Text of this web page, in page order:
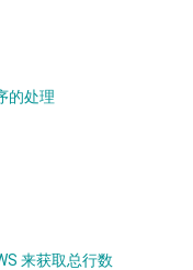
的处理
来获取总行数